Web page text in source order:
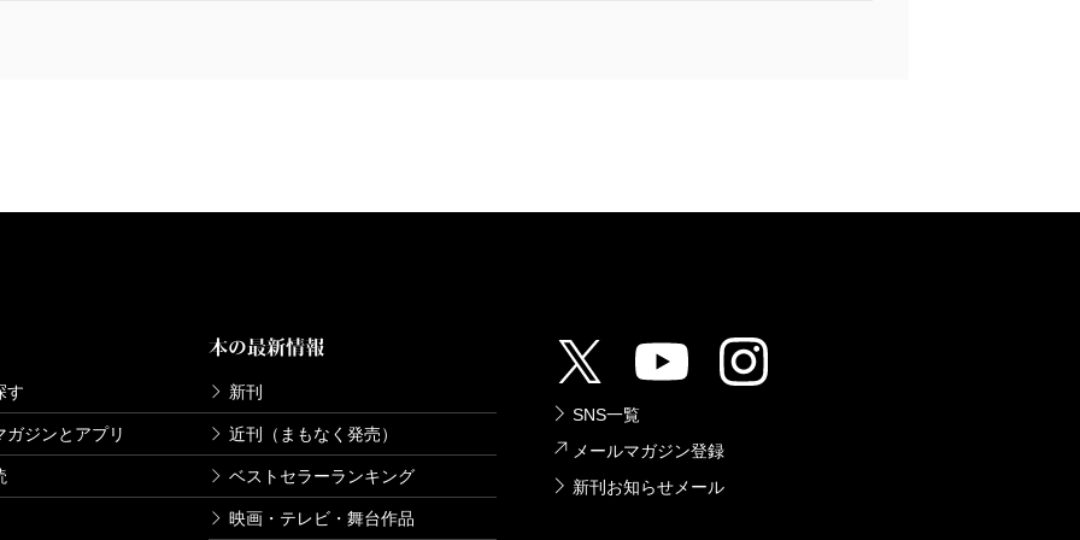
次男が変わる、のではなく次男で変わる世の中になるために、「こんな個性を持った子がいま
す」ということを私はこれからも自信を持って多くの方に伝えていこう。次男を丸ごと受け止め
てくれたクラスメイトが存在しているように、世の中みんなに受け入れてもらうために。
この本で紹介されていた言葉、「この子らを世の光に」の通りに。
こんなステキな個性を持った子が、ここにいますよ！
す
ガジンとアプリ
本の最新情報
新刊
近刊（まもなく発売）
ベストセラーランキング
映画・テレビ・舞台作品
SNS一覧
メールマガジン登録
新刊お知らせメール